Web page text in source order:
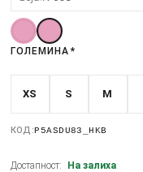
ГОЛЕМИНА *
XS S M
КОД:P5ASDU83_HKB
Достапност: На залиха